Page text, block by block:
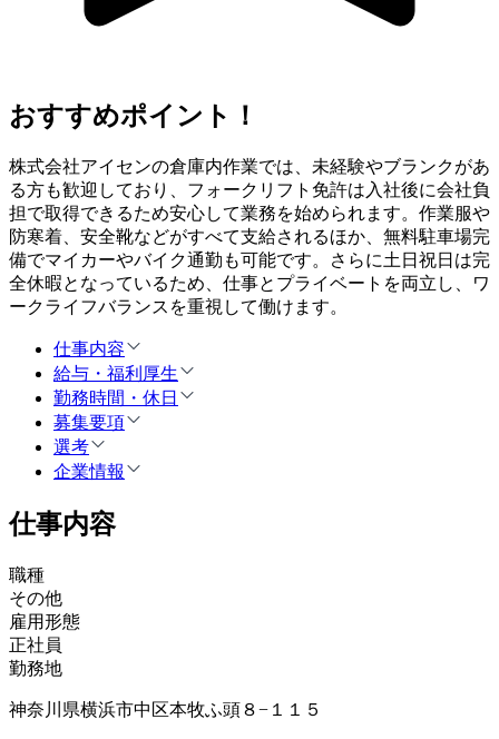
おすすめポイント！
株式会社アイセンの倉庫内作業では、未経験やブランクがあ
る方も歓迎しており、フォークリフト免許は入社後に会社負
担で取得できるため安心して業務を始められます。作業服や
防寒着、安全靴などがすべて支給されるほか、無料駐車場完
備でマイカーやバイク通勤も可能です。さらに土日祝日は完
全休暇となっているため、仕事とプライベートを両立し、ワ
ークライフバランスを重視して働けます。
仕事内容
給与・福利厚生
勤務時間・休日
募集要項
選考
企業情報
仕事内容
職種
その他
雇用形態
正社員
勤務地
神奈川県横浜市中区本牧ふ頭８−１１５